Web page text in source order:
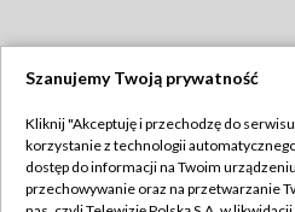
Abonament TVP
Szanujemy Twoją prywatność
Kliknij "Akceptuję i przechodzę do
korzystanie z technologii
dostęp do informacji na Twoim
przechowywanie oraz na przetwarzanie